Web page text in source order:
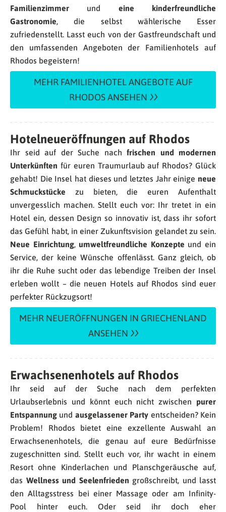
Familienzimmer und eine kinderfreundliche
Gastronomie, die selbst wählerische Esser
zufriedenstellt. Lasst euch von der Gastfreundschaft und
den umfassenden Angeboten der Familienhotels auf
Rhodos begeistern!
MEHR FAMILIENHOTEL ANGEBOTE AUF
RHODOS ANSEHEN
Hotelneueröffnungen auf Rhodos
Ihr seid auf der Suche nach frischen und modernen
Unterkünften für euren Traumurlaub auf Rhodos? Glück
gehabt! Die Insel hat dieses und letztes Jahr einige neue
Schmuckstücke zu bieten, die euren Aufenthalt
unvergesslich machen. Stellt euch vor: Ihr tretet in ein
Hotel ein, dessen Design so innovativ ist, dass ihr sofort
das Gefühl habt, in einer Zukunftsvision gelandet zu sein.
Neue Einrichtung, umweltfreundliche Konzepte und ein
Service, der keine Wünsche offenlässt. Ganz gleich, ob
ihr die Ruhe sucht oder das lebendige Treiben der Insel
erleben wollt – die neuen Hotels auf Rhodos sind euer
perfekter Rückzugsort!
MEHR NEUERÖFFNUNGEN IN GRIECHENLAND
ANSEHEN
Erwachsenenhotels auf Rhodos
Ihr seid auf der Suche nach dem perfekten
Urlaubserlebnis und könnt euch nicht zwischen purer
Entspannung und ausgelassener Party entscheiden? Kein
Problem! Rhodos bietet eine exzellente Auswahl an
Erwachsenenhotels, die genau auf eure Bedürfnisse
zugeschnitten sind. Stellt euch vor, ihr wacht in einem
Resort ohne Kinderlachen und Planschgeräusche auf,
das Wellness und Seelenfrieden großschreibt, und lasst
den Alltagsstress bei einer Massage oder am Infinity-
Pool hinter euch. Oder seid ihr doch eher